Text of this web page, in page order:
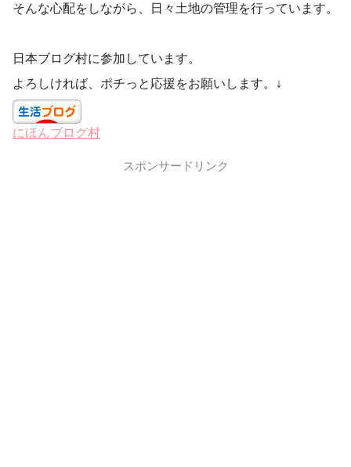
そんな心配をしながら、日々土地の管理を行っています。
日本ブログ村に参加しています。
よろしければ、ポチっと応援をお願いします。↓
にほんブログ村
スポンサードリンク